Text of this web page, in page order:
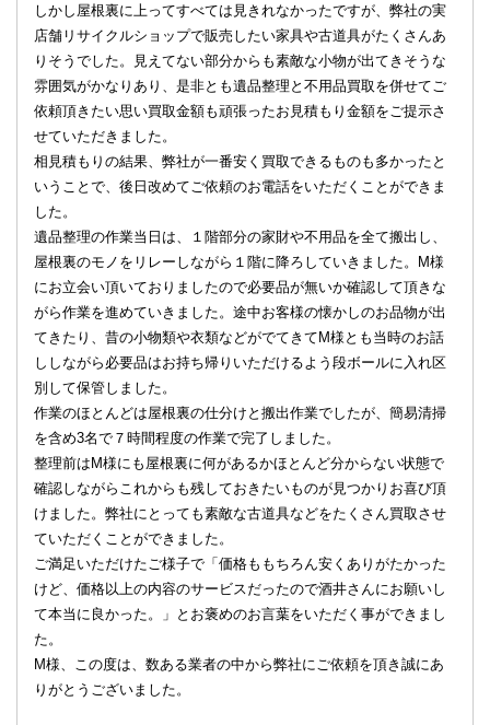
しかし屋根裏に上ってすべては見きれなかったですが、弊社の実
店舗リサイクルショップで販売したい家具や古道具がたくさんあ
りそうでした。見えてない部分からも素敵な小物が出てきそうな
雰囲気がかなりあり、是非とも遺品整理と不用品買取を併せてご
依頼頂きたい思い買取金額も頑張ったお見積もり金額をご提示さ
せていただきました。
相見積もりの結果、弊社が一番安く買取できるものも多かったと
いうことで、後日改めてご依頼のお電話をいただくことができま
した。
遺品整理の作業当日は、１階部分の家財や不用品を全て搬出し、
屋根裏のモノをリレーしながら１階に降ろしていきました。M様
にお立会い頂いておりましたので必要品が無いか確認して頂きな
がら作業を進めていきました。途中お客様の懐かしのお品物が出
てきたり、昔の小物類や衣類などがでてきてM様とも当時のお話
ししながら必要品はお持ち帰りいただけるよう段ボールに入れ区
別して保管しました。
作業のほとんどは屋根裏の仕分けと搬出作業でしたが、簡易清掃
を含め3名で７時間程度の作業で完了しました。
整理前はM様にも屋根裏に何があるかほとんど分からない状態で
確認しながらこれからも残しておきたいものが見つかりお喜び頂
けました。弊社にとっても素敵な古道具などをたくさん買取させ
ていただくことができました。
ご満足いただけたご様子で「価格ももちろん安くありがたかった
けど、価格以上の内容のサービスだったので酒井さんにお願いし
て本当に良かった。」とお褒めのお言葉をいただく事ができまし
た。
M様、この度は、数ある業者の中から弊社にご依頼を頂き誠にあ
りがとうございました。